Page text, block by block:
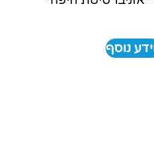
נוסף